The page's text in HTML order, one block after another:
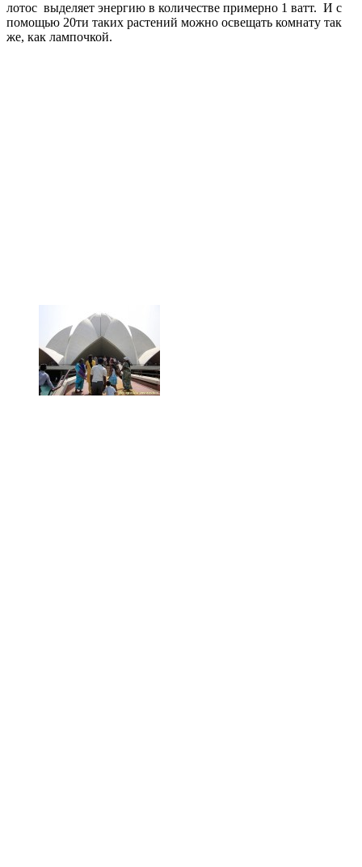
лотос выделяет энергию в количестве примерно 1 ватт. И с
помощью 20ти таких растений можно освещать комнату так
же, как лампочкой.